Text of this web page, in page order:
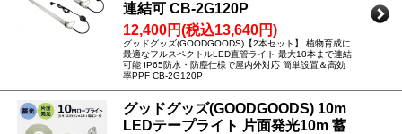
連結可 CB-2G120P
12,400円(税込13,640円)
グッドグッズ(GOODGOODS)【2本セット】 植物育成に
最適なフルスペクトルLED直管ライト 最大10本まで連結
可能 IP65防水・防塵仕様で屋内外対応 簡単設置＆高効
率PPF CB-2G120P
グッドグッズ(GOODGOODS) 10m
LEDテープライト 片面発光10m 蓄